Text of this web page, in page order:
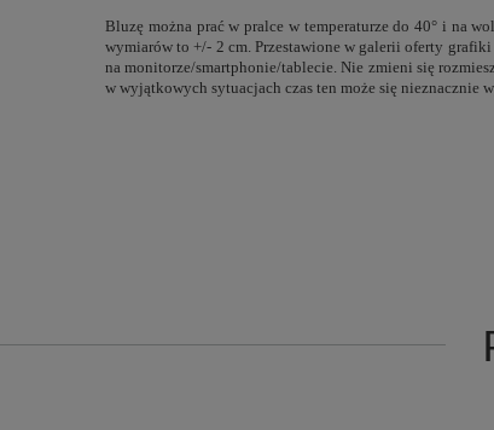
Bluzę można prać w pralce w temperaturze do 40° i na
wymiarów to +/- 2 cm. Przestawione w galerii oferty
na monitorze/smartphonie/tablecie. Nie zmieni się
w wyjątkowych sytuacjach czas ten może się nieznacznie